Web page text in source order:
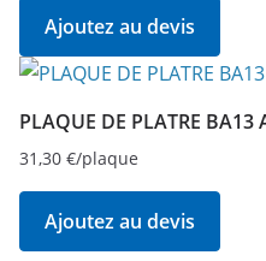
Ajoutez au devis
PLAQUE DE PLATRE BA13
31,30 €/plaque
Ajoutez au devis